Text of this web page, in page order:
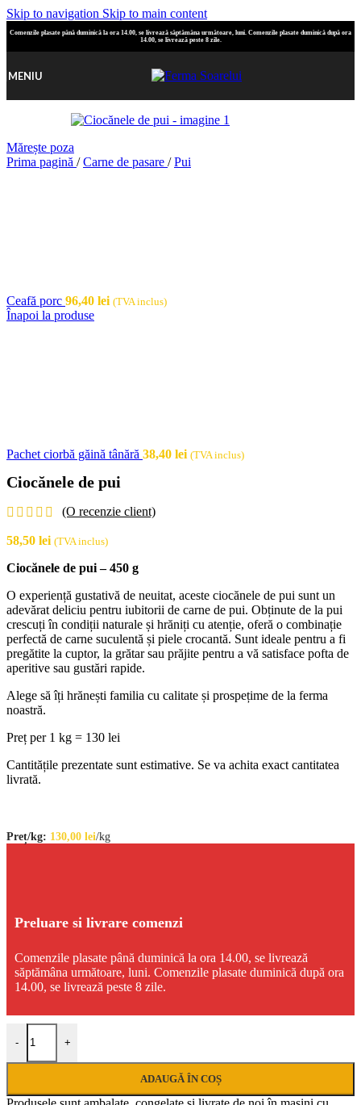
Skip to navigation Skip to main content
Comenzile plasate până duminică la ora 14.00, se livrează săptămâna următoare, luni. Comenzile plasate duminică după ora
14.00, se livrează peste 8 zile.
MENIU
Mărește poza
Prima pagină / Carne de pasare / Pui
Ceafă porc 96,40 lei (TVA inclus)
Înapoi la produse
Pachet ciorbă găină tânără 38,40 lei (TVA inclus)
Ciocănele de pui
(O recenzie client)
58,50 lei (TVA inclus)
Ciocănele de pui – 450 g
O experiență gustativă de neuitat, aceste ciocănele de pui sunt un
adevărat deliciu pentru iubitorii de carne de pui. Obținute de la pui
crescuți în condiții naturale și hrăniți cu atenție, oferă o combinație
perfectă de carne suculentă și piele crocantă. Sunt ideale pentru a fi
pregătite la cuptor, la grătar sau prăjite pentru a vă satisface pofta de
aperitive sau gustări rapide.
Alege să îți hrănești familia cu calitate și prospețime de la ferma
noastră.
Preț per 1 kg = 130 lei
Cantitățile prezentate sunt estimative. Se va achita exact cantitatea
livrată.
Preț/kg: 130,00 lei/kg
Preluare si livrare comenzi
Comenzile plasate până duminică la ora 14.00, se livrează
săptămâna următoare, luni. Comenzile plasate duminică după ora
14.00, se livrează peste 8 zile.
-
Cantitate Ciocănele de pui
+
ADAUGĂ ÎN COȘ